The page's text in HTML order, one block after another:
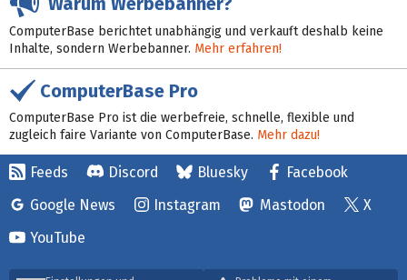
ComputerBase berichtet unabhängig und verkauft deshalb keine
Inhalte, sondern Werbebanner. Mehr erfahren!
ComputerBase Pro
ComputerBase Pro ist die werbefreie, schnelle, flexible und
zugleich faire Variante von ComputerBase. Mehr dazu!
Feeds Discord Bluesky
Facebook
Google News
Instagram Mastodon
X
YouTube